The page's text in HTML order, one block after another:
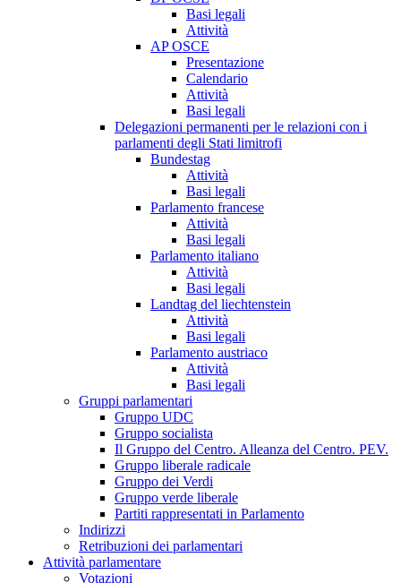
Basi legali
Attività
AP OSCE
Presentazione
Calendario
Attività
Basi legali
Delegazioni permanenti per le relazioni con i
parlamenti degli Stati limitrofi
Bundestag
Attività
Basi legali
Parlamento francese
Attività
Basi legali
Parlamento italiano
Attività
Basi legali
Landtag del liechtenstein
Attività
Basi legali
Parlamento austriaco
Attività
Basi legali
Gruppi parlamentari
Gruppo UDC
Gruppo socialista
Il Gruppo del Centro. Alleanza del Centro. PEV.
Gruppo liberale radicale
Gruppo dei Verdi
Gruppo verde liberale
Partiti rappresentati in Parlamento
Indirizzi
Retribuzioni dei parlamentari
Attività parlamentare
Votazioni